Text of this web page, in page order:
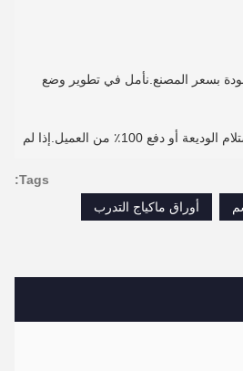
بسعر المصنع.نأمل في تطوير وضع
يمكن إرسال المنتج إليك في غضون أسبوع إذا كان هناك مخزون بعد استلام الوديعة أو دفع 100٪ من العميل.إذا لم
Tags:
أوراق ماكياج التدرب